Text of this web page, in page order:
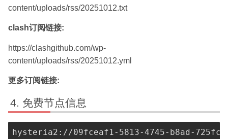
content/uploads/rss/20251012.txt
clash订阅链接:
https://clashgithub.com/wp-
content/uploads/rss/20251012.yml
更多订阅链接:
免费节点信息
hysteria2://09fceaf1-5813-4745-b8ad-